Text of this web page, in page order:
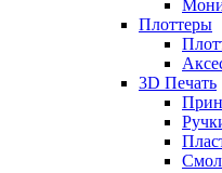
Плоттеры
3D Печать